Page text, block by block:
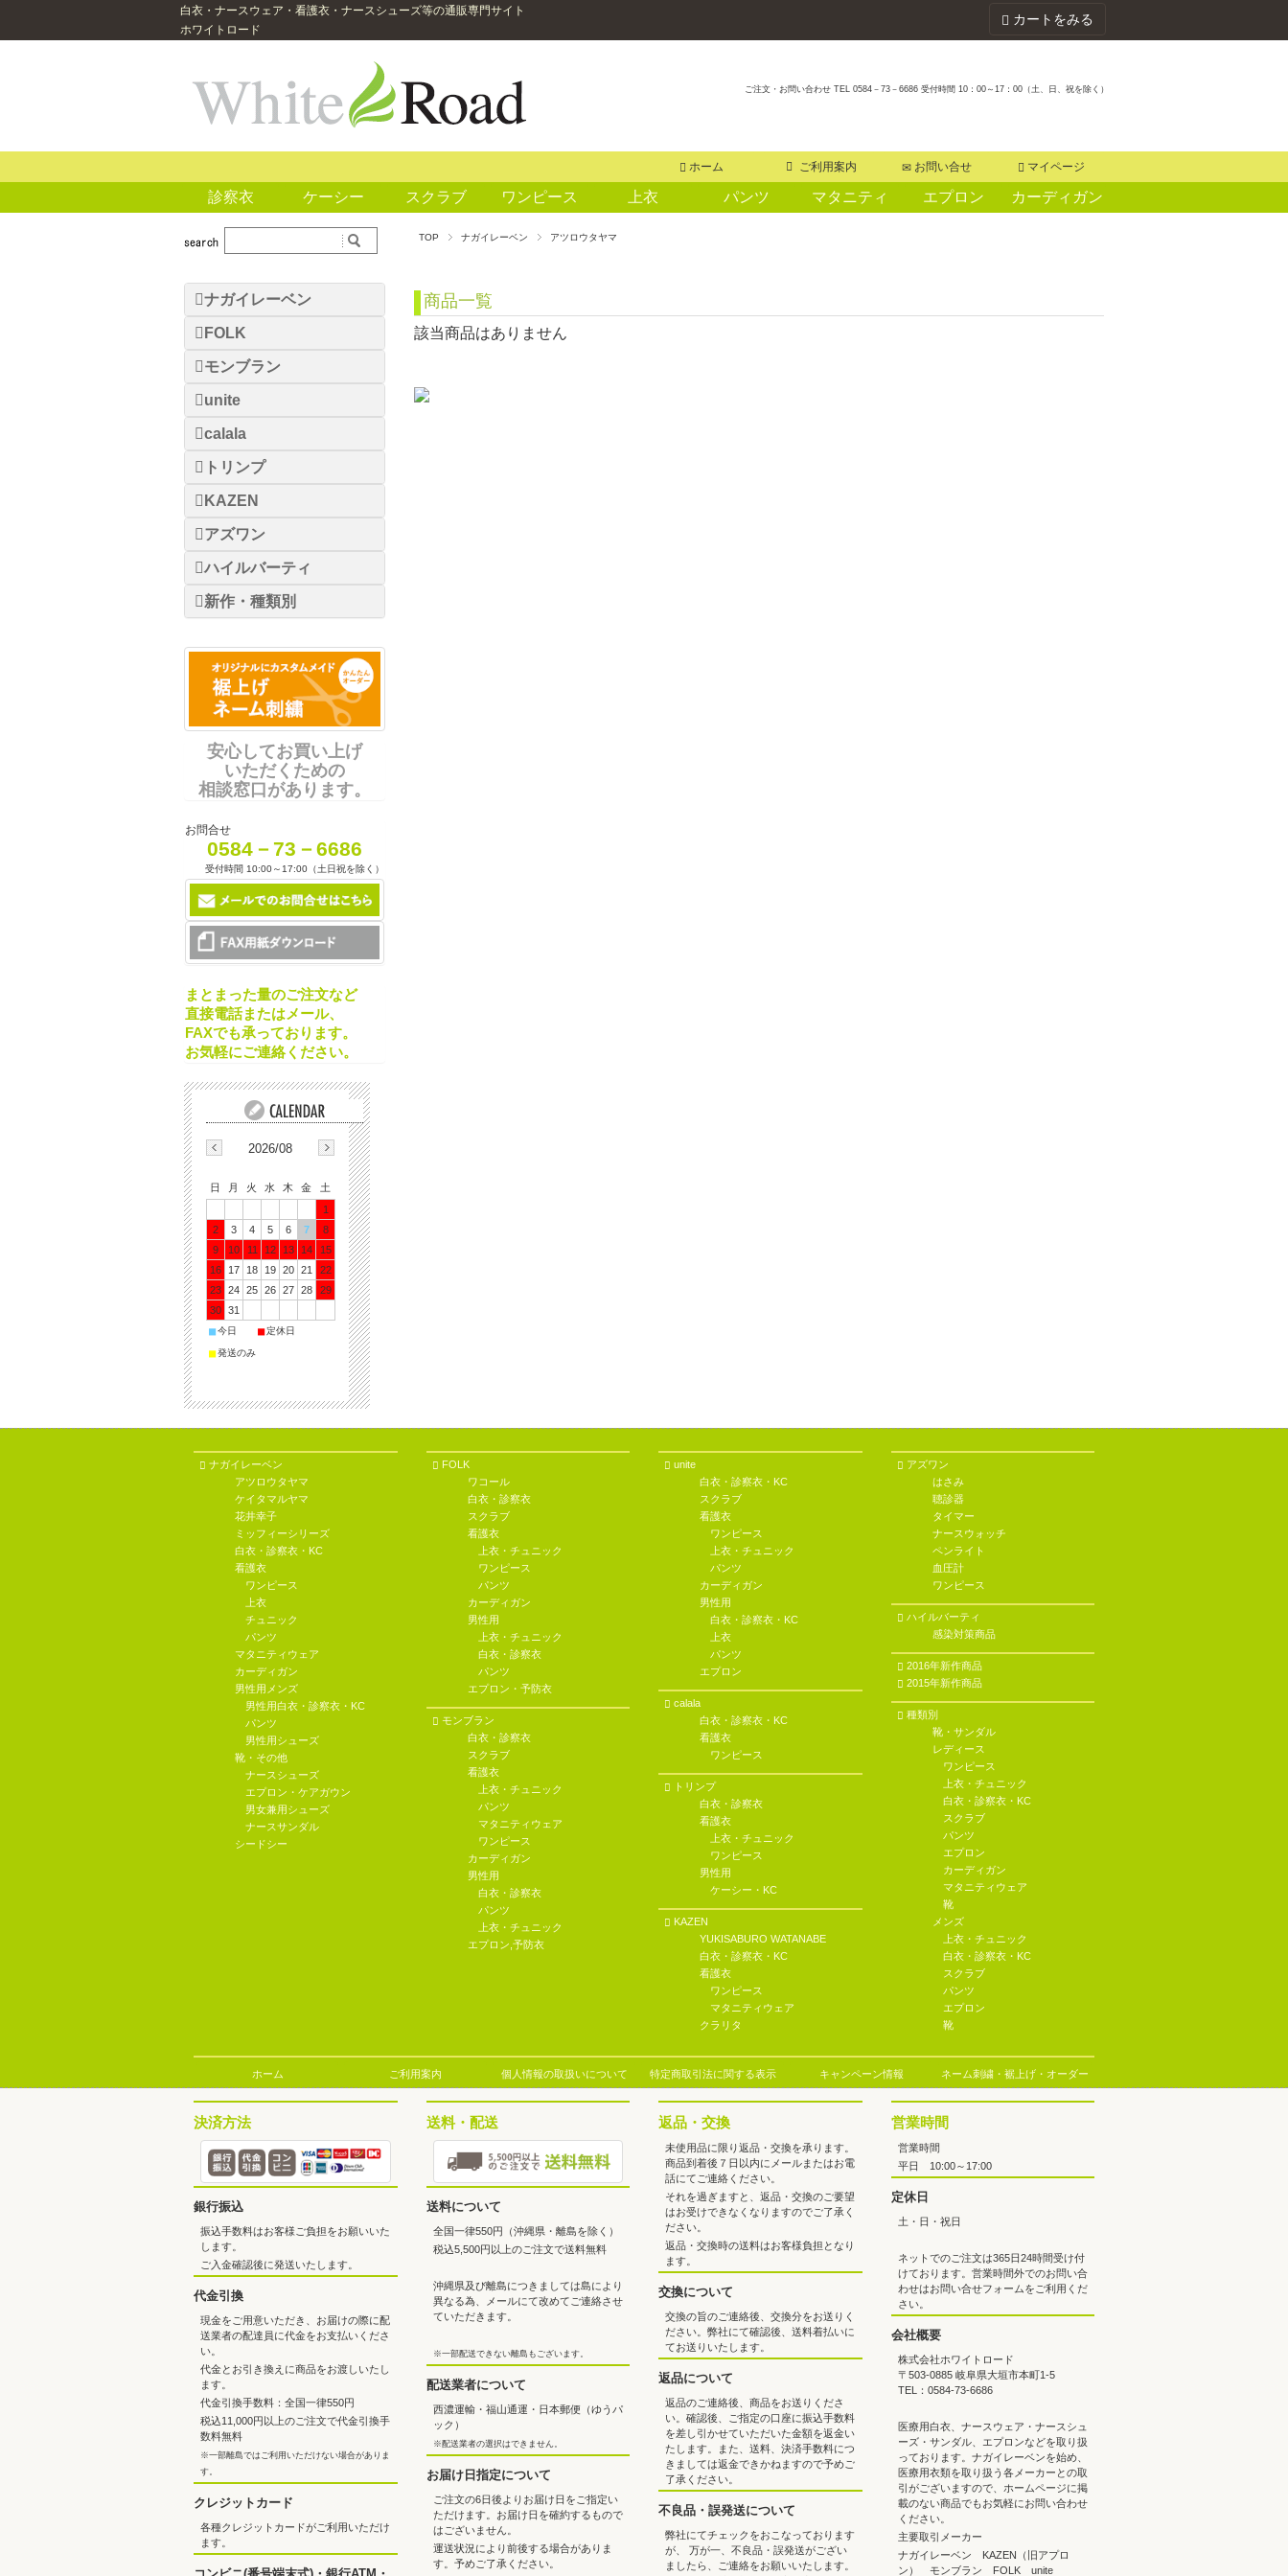
白衣・ナースウェア・看護衣・ナースシューズ等の通販専門サイト
ホワイトロード
カートをみる
ご注文・お問い合わせ TEL 0584－73－6686 受付時間 10：00～17：00（土、日、祝を除く）
ホーム ご利用案内 お問い合せ マイページ
診察衣 ケーシー スクラブ ワンピース 上衣 パンツ マタニティ エプロン カーディガン
TOP ナガイレーベン アツロウタヤマ
商品一覧
該当商品はありません
ナガイレーベン
FOLK
モンブラン
unite
calala
トリンプ
KAZEN
アズワン
ハイルバーティ
新作・種類別
安心してお買い上げ
いただくための
相談窓口があります。
お問合せ
0584－73－6686
受付時間 10:00～17:00（土日祝を除く）
まとまった量のご注文など
直接電話またはメール、
FAXでも承っております。
お気軽にご連絡ください。
2026/08
日 月 火 水 木 金
土
1
2
3 4 5 6 7
8
9
10 11 12 13 14
15
16
17 18 19 20 21
22
23 24 25 26 27 28
29
30 31
■今日 ■定休日
■発送のみ
ナガイレーベン
アツロウタヤマ
ケイタマルヤマ
花井幸子
ミッフィーシリーズ
白衣・診察衣・KC
看護衣
ワンピース
上衣
チュニック
パンツ
マタニティウェア
カーディガン
男性用メンズ
男性用白衣・診察衣・KC
パンツ
男性用シューズ
靴・その他
ナースシューズ
エプロン・ケアガウン
男女兼用シューズ
ナースサンダル
シードシー
FOLK
ワコール
白衣・診察衣
スクラブ
看護衣
上衣・チュニック
ワンピース
パンツ
カーディガン
男性用
上衣・チュニック
白衣・診察衣
パンツ
エプロン・予防衣
モンブラン
白衣・診察衣
スクラブ
看護衣
上衣・チュニック
パンツ
マタニティウェア
ワンピース
カーディガン
男性用
白衣・診察衣
パンツ
上衣・チュニック
エプロン,予防衣
unite
白衣・診察衣・KC
スクラブ
看護衣
ワンピース
上衣・チュニック
パンツ
カーディガン
男性用
白衣・診察衣・KC
上衣
パンツ
エプロン
calala
白衣・診察衣・KC
看護衣
ワンピース
トリンプ
白衣・診察衣
看護衣
上衣・チュニック
ワンピース
男性用
ケーシー・KC
KAZEN
YUKISABURO WATANABE
白衣・診察衣・KC
看護衣
ワンピース
マタニティウェア
クラリタ
アズワン
はさみ
聴診器
タイマー
ナースウォッチ
ペンライト
血圧計
ワンピース
ハイルバーティ
感染対策商品
2016年新作商品
2015年新作商品
種類別
靴・サンダル
レディース
ワンピース
上衣・チュニック
白衣・診察衣・KC
スクラブ
パンツ
エプロン
カーディガン
マタニティウェア
靴
メンズ
上衣・チュニック
白衣・診察衣・KC
スクラブ
パンツ
エプロン
靴
ホーム ご利用案内 個人情報の取扱いについて 特定商取引法に関する表示 キャンペーン情報 ネーム刺繍・裾上げ・オーダー
決済方法
銀行振込
振込手数料はお客様ご負担をお願いいた
します。
ご入金確認後に発送いたします。
代金引換
現金をご用意いただき、お届けの際に配
送業者の配達員に代金をお支払いくださ
い。
代金とお引き換えに商品をお渡しいたし
ます。
代金引換手数料：全国一律550円
税込11,000円以上のご注文で代金引換手
数料無料
※一部離島ではご利用いただけない場合がありま
す。
クレジットカード
各種クレジットカードがご利用いただけ
ます。
送料・配送
送料について
全国一律550円（沖縄県・離島を除く）
税込5,500円以上のご注文で送料無料
沖縄県及び離島につきましては島により
異なる為、メールにて改めてご連絡させ
ていただきます。
※一部配送できない離島もございます。
配送業者について
西濃運輸・福山通運・日本郵便（ゆうパ
ック）
※配送業者の選択はできません。
お届け日指定について
ご注文の6日後よりお届け日をご指定い
ただけます。お届け日を確約するもので
はございません。
運送状況により前後する場合がありま
す。予めご了承ください。
返品・交換
未使用品に限り返品・交換を承ります。
商品到着後７日以内にメールまたはお電
話にてご連絡ください。
それを過ぎますと、返品・交換のご要望
はお受けできなくなりますのでご了承く
ださい。
返品・交換時の送料はお客様負担となり
ます。
交換について
交換の旨のご連絡後、交換分をお送りく
ださい。弊社にて確認後、送料着払いに
てお送りいたします。
返品について
返品のご連絡後、商品をお送りくださ
い。確認後、ご指定の口座に振込手数料
を差し引かせていただいた金額を返金い
たします。また、送料、決済手数料につ
きましては返金できかねますので予めご
了承ください。
不良品・誤発送について
弊社にてチェックをおこなっております
が、 万が一、不良品・誤発送がござい
ましたら、ご連絡をお願いいたします。
営業時間
営業時間
平日 10:00～17:00
定休日
土・日・祝日
ネットでのご注文は365日24時間受け付
けております。営業時間外でのお問い合
わせはお問い合せフォームをご利用くだ
さい。
会社概要
株式会社ホワイトロード
〒503-0885 岐阜県大垣市本町1-5
TEL：0584-73-6686
医療用白衣、ナースウェア・ナースシュ
ーズ・サンダル、エプロンなどを取り扱
っております。ナガイレーベンを始め、
医療用衣類を取り扱う各メーカーとの取
引がございますので、ホームページに掲
載のない商品でもお気軽にお問い合わせ
ください。
主要取引メーカー
ナガイレーベン KAZEN（旧アプロ
ン） モンブラン FOLK unite